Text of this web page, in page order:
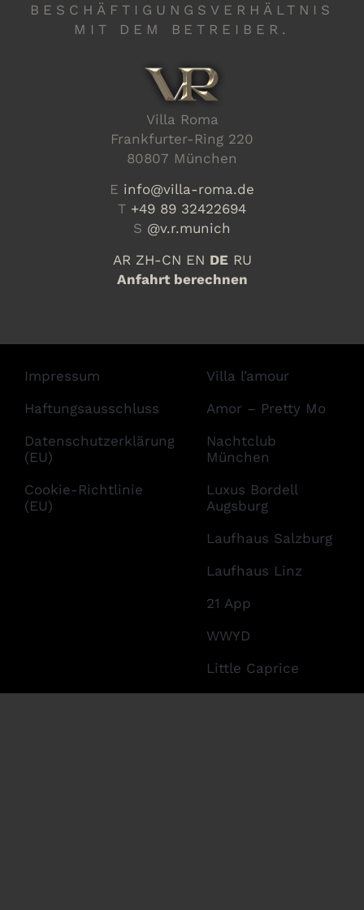
BESCHÄFTIGUNGSVERHÄLTNIS
MIT DEM BETREIBER.
Villa Roma
Frankfurter-Ring 220
80807 München
E info@villa-roma.de
T +49 89 32422694
S @v.r.munich
AR ZH-CN EN DE RU
Anfahrt berechnen
Impressum
Haftungsausschluss
Datenschutzerklärung
(EU)
Cookie-Richtlinie
(EU)
Villa l’amour
Amor – Pretty Mo
Nachtclub
München
Luxus Bordell
Augsburg
Laufhaus Salzburg
Laufhaus Linz
21 App
WWYD
Little Caprice